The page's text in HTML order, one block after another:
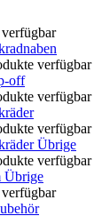
verfügbar
off
verfügbar
verfügbar
Übrige
verfügbar
Übrige